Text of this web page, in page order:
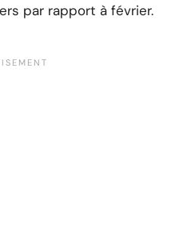
par rapport à février.